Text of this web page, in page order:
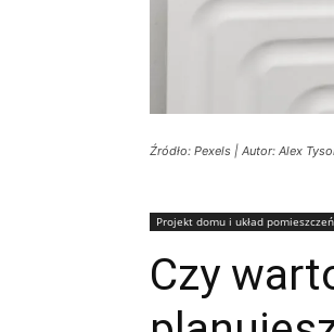
Źródło: Pexels | Autor: Alex
Projekt domu i układ pomieszczeń
Czy